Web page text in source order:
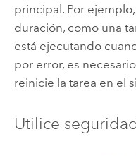
principal. Por
duración, como una
está ejecutando
por error, es
reinicie la tarea en el
Utilice